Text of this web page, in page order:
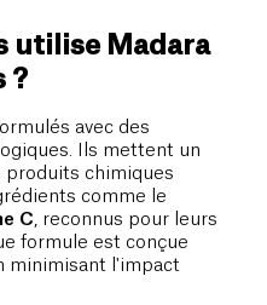
utilise Madara
?
avec des
Ils mettent un
produits chimiques
comme le
C , reconnus pour leurs
formule est conçue
minimisant l'impact